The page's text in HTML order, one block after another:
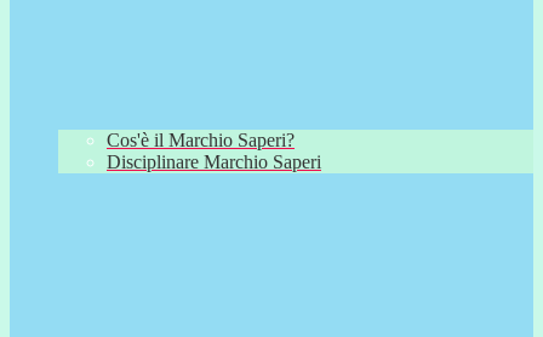
Cos'è il Marchio Saperi?
Disciplinare Marchio Saperi